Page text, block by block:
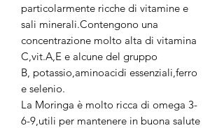
particolarmente ricche di vitamine e
sali minerali.Contengono una
concentrazione molto alta di vitamina
C,vit.A,E e alcune del gruppo
B, potassio,aminoacidi essenziali,ferro
e selenio.
La Moringa è molto ricca di omega 3-
6-9,utili per mantenere in buona salute